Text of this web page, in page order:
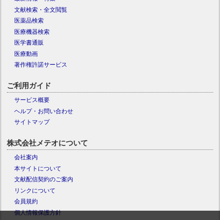
文献検索・全文閲覧
医薬品検索
医療機器検索
医学書通販
医療動画
著作権許諾サービス
ご利用ガイド
サービス概要
ヘルプ・お問い合わせ
サイトマップ
株式会社メテオについて
会社案内
本サイトについて
文献配信契約のご案内
リンクについて
会員規約
個人情報保護方針